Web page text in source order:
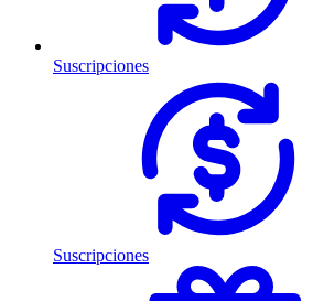
Suscripciones
Suscripciones